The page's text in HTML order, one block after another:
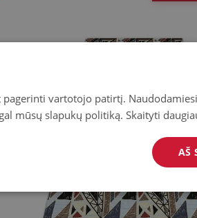
vartotojo patirtį.
mūsų slapukų politiką. Skaityti
AŠ